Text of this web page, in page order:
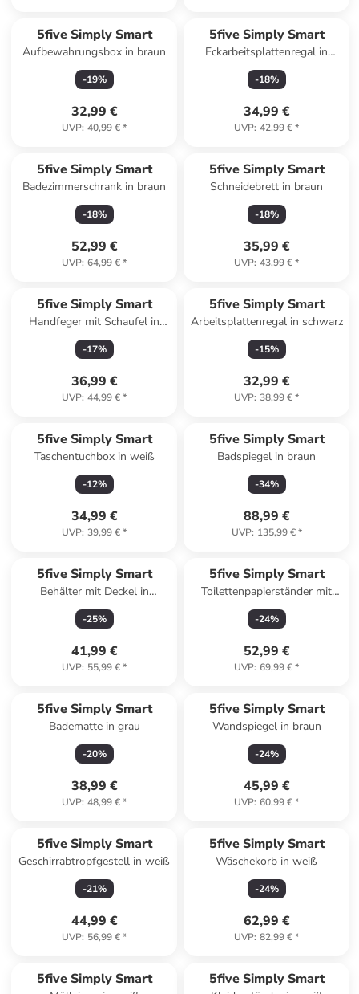
5five Simply Smart
Aufbewahrungsbox in braun
-19%
32,99 €
UVP: 40,99 €*
5five Simply Smart
Eckarbeitsplattenregal in
schwarz
-18%
34,99 €
UVP: 42,99 €*
5five Simply Smart
Badezimmerschrank in braun
-18%
52,99 €
UVP: 64,99 €*
5five Simply Smart
Schneidebrett in braun
-18%
35,99 €
UVP: 43,99 €*
5five Simply Smart
Handfeger mit Schaufel in
schwarz
-17%
36,99 €
UVP: 44,99 €*
5five Simply Smart
Arbeitsplattenregal in schwarz
-15%
32,99 €
UVP: 38,99 €*
5five Simply Smart
Taschentuchbox in weiß
-12%
34,99 €
UVP: 39,99 €*
5five Simply Smart
Badspiegel in braun
-34%
88,99 €
UVP: 135,99 €*
5five Simply Smart
Behälter mit Deckel in
schwarz
-25%
41,99 €
UVP: 55,99 €*
5five Simply Smart
Toilettenpapierständer mit
WC-Bürste in weiß
-24%
52,99 €
UVP: 69,99 €*
5five Simply Smart
Badematte in grau
-20%
38,99 €
UVP: 48,99 €*
5five Simply Smart
Wandspiegel in braun
-24%
45,99 €
UVP: 60,99 €*
5five Simply Smart
Geschirrabtropfgestell in weiß
-21%
44,99 €
UVP: 56,99 €*
5five Simply Smart
Wäschekorb in weiß
-24%
62,99 €
UVP: 82,99 €*
5five Simply Smart 5five Simply Smart